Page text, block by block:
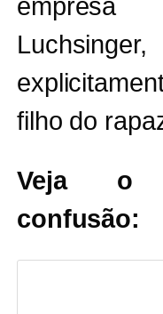
filho do
Veja o
confusão: